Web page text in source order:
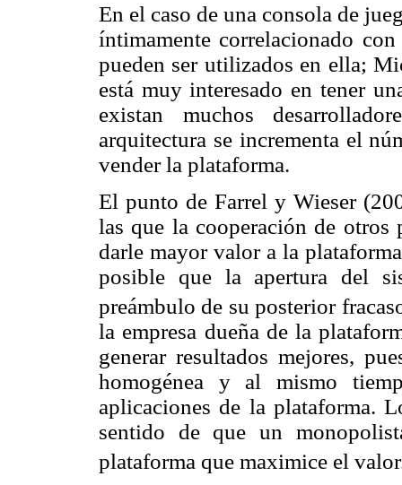
En el caso de una consola de
íntimamente correlacionado
pueden ser utilizados en ella;
está muy interesado en tener
existan muchos
arquitectura se incrementa el
vender la plataforma.
El punto de Farrel y Wieser
las que la cooperación de otros
darle mayor valor a la
posible que la apertura del
preámbulo de su posterior
la empresa dueña de la
generar resultados mejores,
homogénea y al mismo
aplicaciones de la plataforma.
sentido de que un
plataforma que maximice el